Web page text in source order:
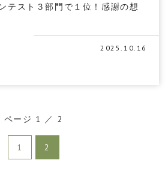
テスト３部門で１位！感謝の想
2025.10.16
ページ 1 ／ 2
1 2